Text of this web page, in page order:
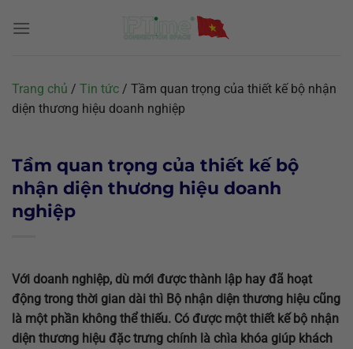
đến
Trang chủ / Tin tức / Tầm quan trọng của thiết kế bộ nhận
diện thương hiệu doanh nghiệp
Tầm quan trọng của thiết kế bộ
nhận diện thương hiệu doanh
nghiệp
Với doanh nghiệp, dù mới được thành lập hay đã hoạt
động trong thời gian dài thì Bộ nhận diện thương hiệu cũng
là một phần không thể thiếu. Có được một thiết kế bộ nhận
diện thương hiệu đặc trưng chính là chìa khóa giúp khách